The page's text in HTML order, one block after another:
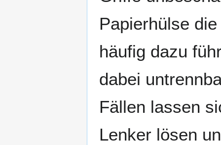
Papierhülse
häufig dazu
dabei
Fällen lassen
Lenker lösen